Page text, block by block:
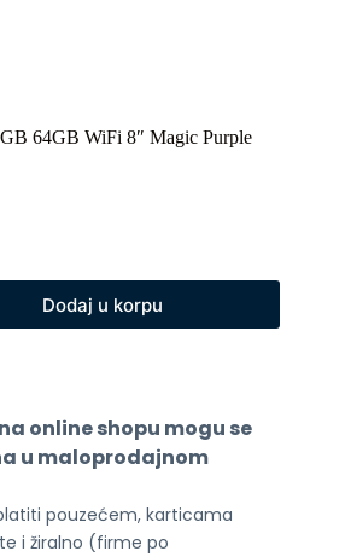
64GB WiFi 8″ Magic Purple
Dodaj u korpu
online shopu mogu se
u maloprodajnom
pouzećem, karticama
i žiralno (firme po